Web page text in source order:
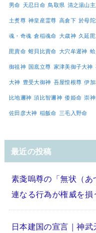
男命 天忍日命 鳥取県 清之湯山
土煑尊 神皇産霊尊 高倉下 於母
魂・奇魂 倉稲魂命 大歳神 久延
毘賣命 蚶貝比賣命 大穴牟遲神
御祖神 国底立尊 家津美御子大神
大神 豊受大御神 吾屋惶根尊 伊
比地邇神 須比智邇神 倭姫命 崇
佐田彦大神 稲飯命 三毛入野命
最近の投稿
素戔嗚尊の「無状（
連なる行為が権威を
日本建国の宣言｜神